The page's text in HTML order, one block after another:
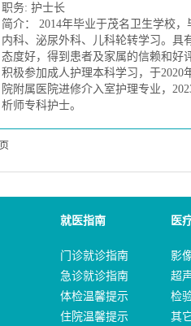
职务: 护士长
简介： 2014年毕业于茂名卫生学校
内科、泌尿外科、儿科轮转学习。具
态度好，得到患者及家属的信赖和好
积极参加成人护理本科学习，于2020
院附属医院进修介入室护理专业，
析师专科护士。
页
就医指南 医
门诊就诊指南
急诊就诊指南
体检温馨提示
住院温馨提示
影
超
检
其